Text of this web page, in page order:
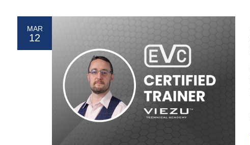
MAR
12